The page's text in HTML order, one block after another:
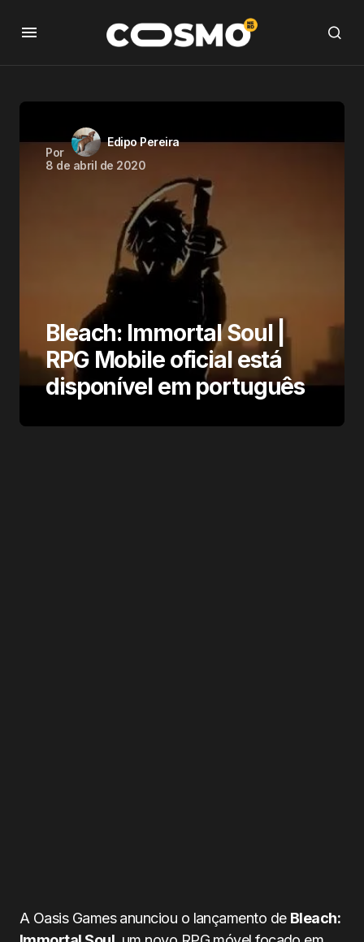
Por
Edipo Pereira
8 de abril de 2020
Bleach: Immortal Soul |
RPG Mobile oficial está
disponível em português
A Oasis Games anunciou o lançamento de Bleach: